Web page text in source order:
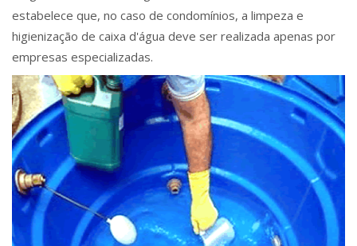
estabelece que, no caso de condomínios, a limpeza e
higienização de caixa d'água deve ser realizada apenas por
empresas especializadas.